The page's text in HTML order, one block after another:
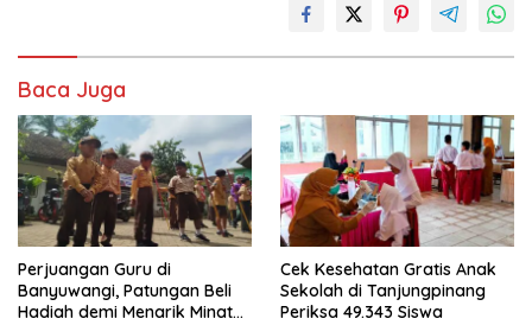
Baca Juga
Perjuangan Guru di
Banyuwangi, Patungan Beli
Hadiah demi Menarik Minat
Cek Kesehatan Gratis Anak
Sekolah di Tanjungpinang
Periksa 49.343 Siswa